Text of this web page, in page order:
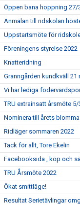
Öppen bana hoppning 27/
Anmälan till ridskolan
Uppstartsmöte för
Föreningens styrelse 2022
Knatteridning
Granngården kundkväll 21
Vi har lediga
TRU extrainsatt årsmöte 5/
Nominera till årets blomma
Ridläger sommaren 2022
Tack för allt, Tore Ekelin
Facebooksida , köp och
TRU Årsmöte 2022
Ökat smittläge!
Resultat Serietävlingar